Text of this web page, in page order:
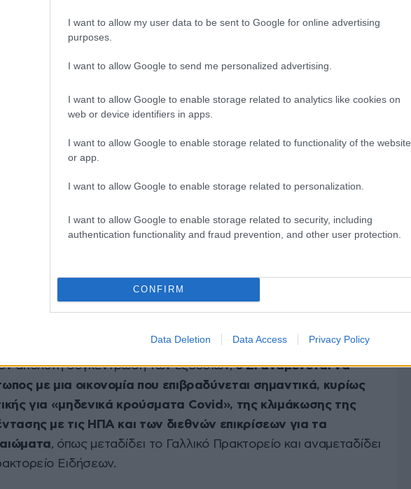
I want to allow my user data to be sent to Google for online advertising
purposes.
I want to allow Google to send me personalized advertising.
I want to allow Google to enable storage related to analytics like cookies on
web or device identifiers in apps.
I want to allow Google to enable storage related to functionality of the website
or app.
I want to allow Google to enable storage related to personalization.
I want to allow Google to enable storage related to security, including
authentication functionality and fraud prevention, and other user protection.
CONFIRM
Data Deletion Data Access Privacy Policy
στην ηγεσία της χώρας, ο Σι Τζινπίνγκ πέτυχε να κάνει την Κίνα
οικονομία του κόσμου, με έναν από τους ισχυρότερους
ταχεία οικονομική ανάπτυξη και μακροπρόθεσμη
δήλωσε ο ίδιος.
απόλυτη συγκέντρωση των εξουσιών,ο Σι αναμένεται να
με μια οικονομία που επιβραδύνεται σημαντικά, κυρίως
για «μηδενικά κρούσματα Covid», της κλιμάκωσης της
με τις ΗΠΑ και των διεθνών επικρίσεων για τα
, όπως μεταδίδει το Γαλλικό Πρακτορείο και αναμεταδίδει
Ειδήσεων.